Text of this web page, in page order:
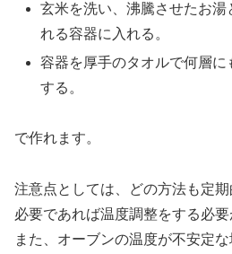
玄米を洗い、沸騰させたお湯
れる容器に入れる。
容器を厚手のタオルで何層
する。
で作れます。
注意点としては、どの方法も定期
必要であれば温度調整をする必要
また、オーブンの温度が不安定